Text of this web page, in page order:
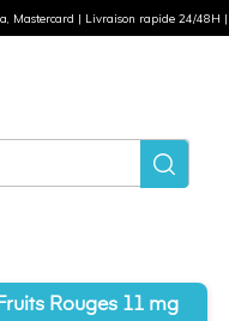
Rouges 11 mg
Mastercard | Livraison rapide 24/48H |